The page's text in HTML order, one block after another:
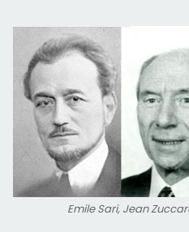
Emile Sari, Jean